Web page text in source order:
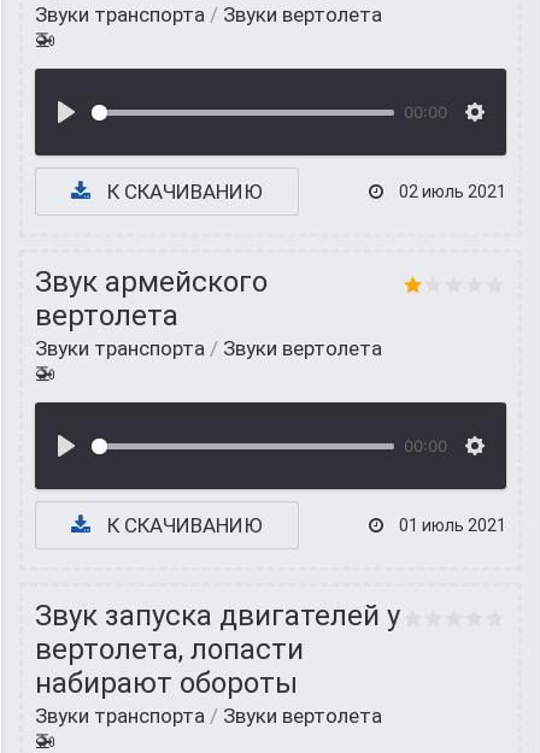
Звуки транспорта / Звуки вертолета
🚁
00:00
К СКАЧИВАНИЮ 02 июль 2021
Звук армейского
вертолета
Звуки транспорта / Звуки вертолета
🚁
00:00
К СКАЧИВАНИЮ 01 июль 2021
Звук запуска двигателей у
вертолета, лопасти
набирают обороты
Звуки транспорта / Звуки вертолета
🚁